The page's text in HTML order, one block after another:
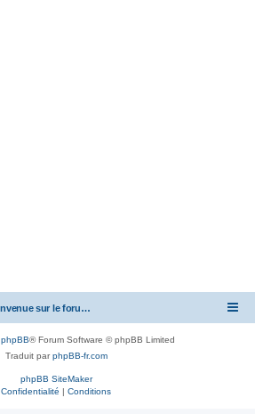
Bienvenue sur le forum des scooters de la gamme SYM
phpBB® Forum Software © phpBB Limited
Traduit parphpBB-fr.com
phpBB SiteMaker
Confidentialité | Conditions